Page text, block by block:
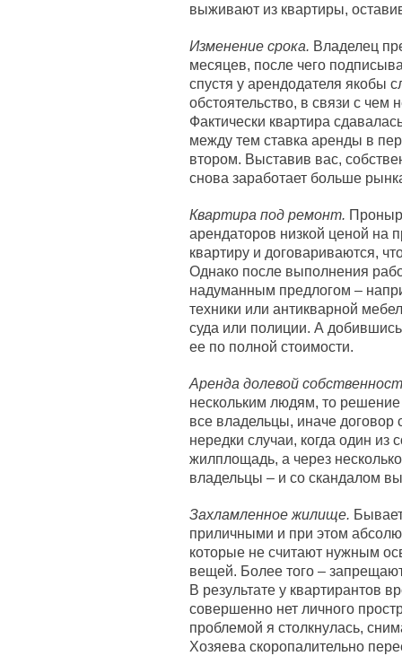
выживают из квартиры,
Изменение срока. Владелец
месяцев, после чего
спустя у арендодателя якобы
обстоятельство, в связи с
Фактически квартира
между тем ставка аренды в
втором. Выставив вас,
снова заработает больше
Квартира под ремонт.
арендаторов низкой ценой на
квартиру и договариваются,
Однако после выполнения
надуманным предлогом –
техники или антикварной
суда или полиции. А
ее по полной стоимости.
Аренда долевой
нескольким людям, то
все владельцы, иначе договор
нередки случаи, когда один из
жилплощадь, а через
владельцы – и со скандалом
Захламленное жилище.
приличными и при этом
которые не считают нужным
вещей. Более того –
В результате у квартирантов
совершенно нет личного
проблемой я столкнулась,
Хозяева скоропалительно